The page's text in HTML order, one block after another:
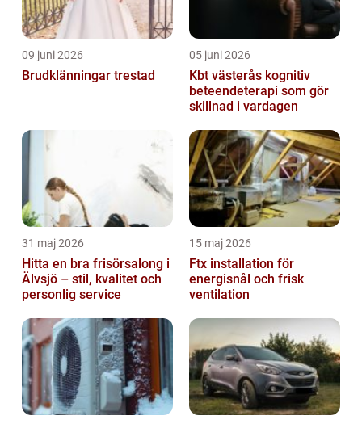
09 juni 2026
Brudklänningar trestad
05 juni 2026
Kbt västerås kognitiv
beteendeterapi som gör
skillnad i vardagen
31 maj 2026
Hitta en bra frisörsalong i
Älvsjö – stil, kvalitet och
personlig service
15 maj 2026
Ftx installation för
energisnål och frisk
ventilation